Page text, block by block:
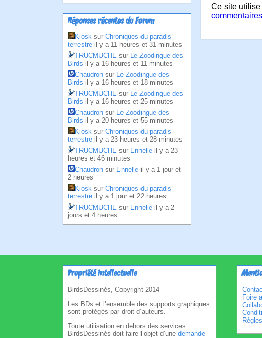
Réponses récentes du Forum
Kiosk sur Chroniques du paradis
terrestre il y a 11 heures et 31 minutes
TRUCMUCHE sur Le Zoodingue des
Birds il y a 16 heures et 11 minutes
Chaudron sur Le Zoodingue des
Birds il y a 16 heures et 18 minutes
TRUCMUCHE sur Le Zoodingue des
Birds il y a 16 heures et 25 minutes
Chaudron sur Le Zoodingue des
Birds il y a 20 heures et 55 minutes
Kiosk sur Chroniques du paradis
terrestre il y a 23 heures et 28 minutes
TRUCMUCHE sur Ennelle il y a 23
heures et 46 minutes
Chaudron sur Ennelle il y a 1 jour et
2 heures
Kiosk sur Chroniques du paradis
terrestre il y a 1 jour et 22 heures
TRUCMUCHE sur Ennelle il y a 2
jours et 4 heures
Ce site
Propriété intellectuelle
BirdsDessinés, Copyright 2014
Les BDs et l’ensemble des supports graphiques
sont protégés par droit d’auteurs.
Toute utilisation en dehors des services
BirdsDessinés doit faire l’objet d’une demande
Foire